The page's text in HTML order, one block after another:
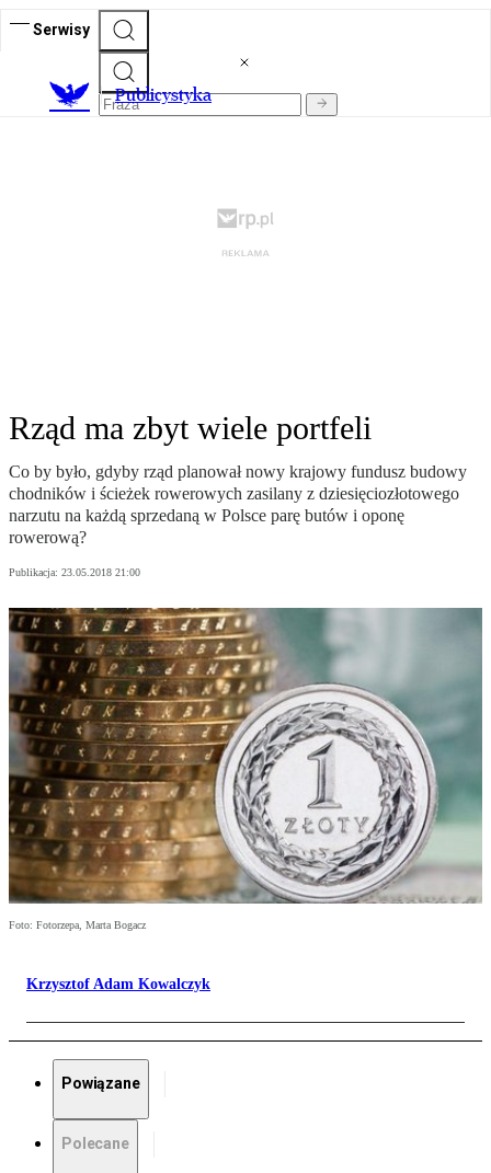
Serwisy
Publicystyka
Rząd ma zbyt wiele portfeli
Co by było, gdyby rząd planował nowy krajowy fundusz budowy
chodników i ścieżek rowerowych zasilany z dziesięciozłotowego
narzutu na każdą sprzedaną w Polsce parę butów i oponę
rowerową?
Publikacja: 23.05.2018 21:00
Foto: Fotorzepa, Marta Bogacz
Krzysztof Adam Kowalczyk
Powiązane
Polecane